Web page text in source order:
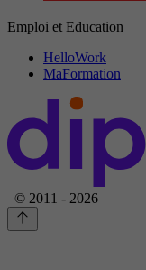
Emploi et Education
HelloWork
MaFormation
© 2011 - 2026